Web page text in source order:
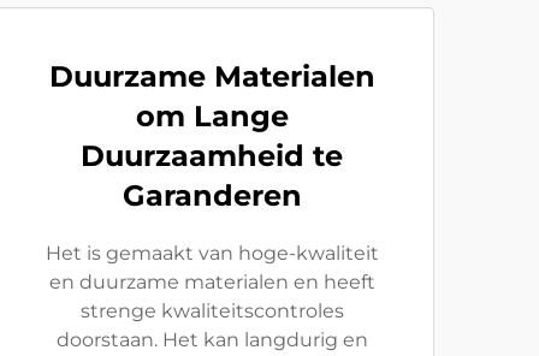
Duurzame Materialen
om Lange
Duurzaamheid te
Garanderen
Het is gemaakt van hoge-kwaliteit
en duurzame materialen en heeft
strenge kwaliteitscontroles
doorstaan. Het kan langdurig en